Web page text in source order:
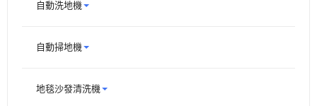
自動洗地機
自動掃地機
地毯沙發清洗機